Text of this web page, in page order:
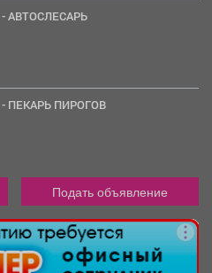
- АВТОСЛЕСАРЬ
- ПЕКАРЬ ПИРОГОВ
Подать объявление